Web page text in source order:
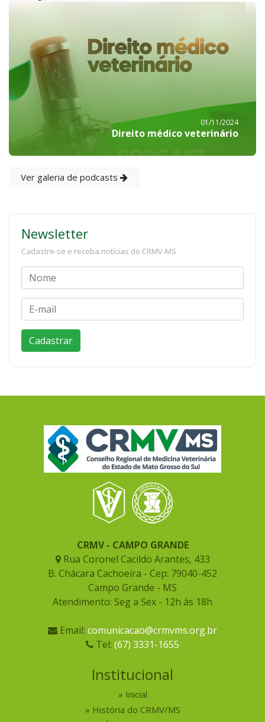
01/11/2024
Direito médico veterinário
Ver galeria de podcasts
Newsletter
Cadastre-se e receba notícias do CRMV-MS
CRMV - CAMPO GRANDE
Rua Coronel Cacildo Arantes, 433
B. Chácara Cachoeira - Cep: 79040-452
Campo Grande - MS
Atendimento: Seg a Sex - 12h às 18h
Email: comunicacao@crmvms.org.br
Tel: (67) 3331-1655
Institucional
Inicial
História do CRMV/MS